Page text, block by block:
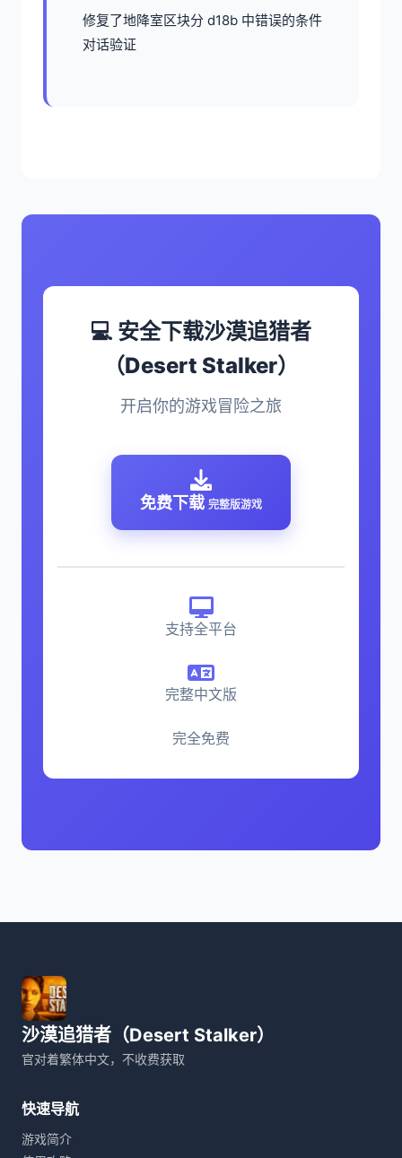
修复了地降室区块分 d18b 中错误的条件
对话验证
💻 安全下载沙漠追猎者
（Desert Stalker）
开启你的游戏冒险之旅
免费下载 完整版游戏
支持全平台
完整中文版
完全免费
沙漠追猎者（Desert Stalker）
官对着繁体中文，不收费获取
快速导航
游戏简介